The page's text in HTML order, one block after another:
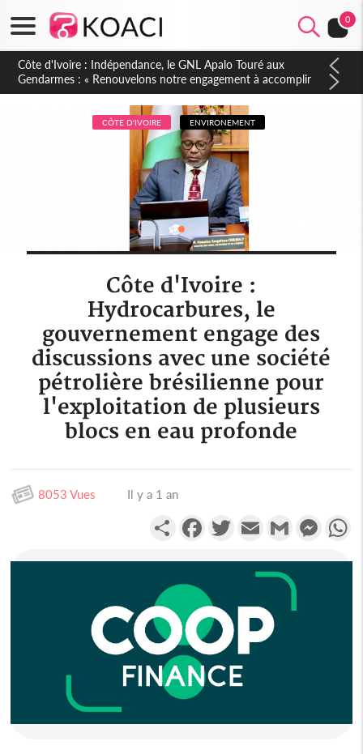
0
Sierra Leone : Un projet de réforme constitutionnelle en
gestation, points clés des amendements, un exclu d'avance
CÔTE D'IVOIRE ENVIRONEMENT
Côte d'Ivoire :
Hydrocarbures, le
gouvernement engage des
discussions avec une société
pétrolière brésilienne pour
l'exploitation de plusieurs
blocs en eau profonde
8053 Vues Il y a 1 an
PartagerFacebookTwitterEmail Gmail